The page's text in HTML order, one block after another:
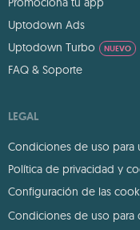
Uptodown Ads
Uptodown Turbo
NUEVO
FAQ & Soporte
LEGAL
Condiciones de uso para
Política de privacidad y
Configuración de las
Condiciones de uso para